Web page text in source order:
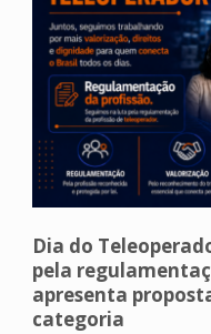
Dia do
pela
apresenta
categoria